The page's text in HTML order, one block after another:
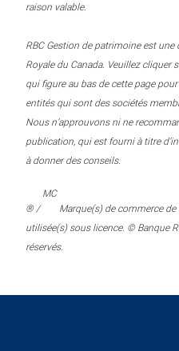
raison valable.
RBC Gestion de patrimoine est
Royale du Canada. Veuillez cliquer
qui figure au bas de cette page
entités qui sont des sociétés
Nous n’approuvons ni ne
publication, qui est fourni à titre
à donner des conseils.
® /
MC
Marque(s) de commerce de
utilisée(s) sous licence. © Banque
réservés.